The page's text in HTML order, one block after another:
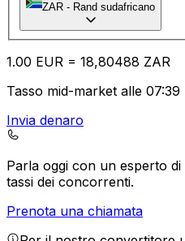
ZAR - Rand sudafricano
1.00 EUR = 18,80488 ZAR
Tasso mid-market alle 07:39
Invia denaro
Parla oggi con un esperto di
tassi dei concorrenti.
Prenota una chiamata